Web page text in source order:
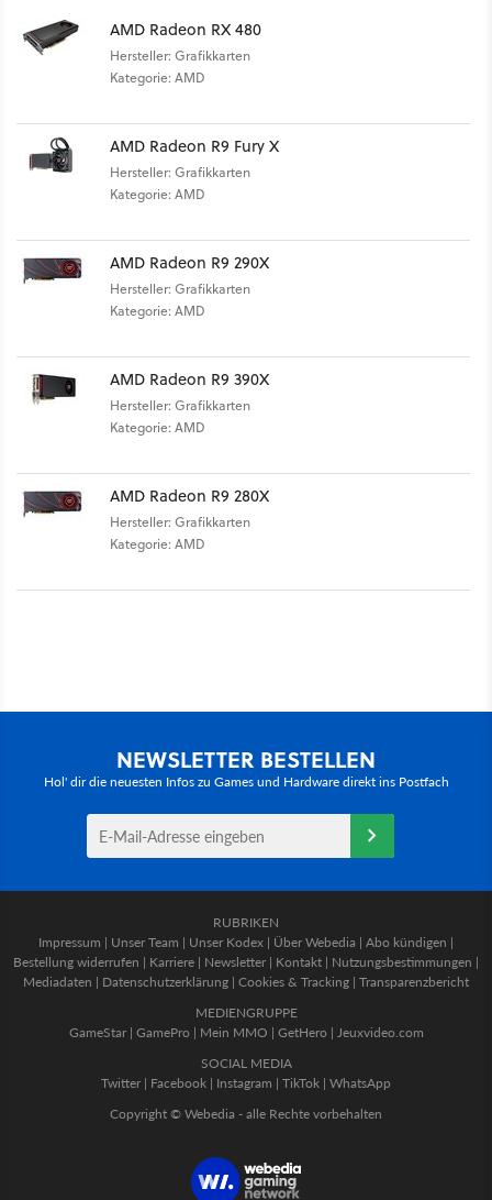
AMD Radeon RX 480
Hersteller: Grafikkarten
Kategorie: AMD
AMD Radeon R9 Fury X
Hersteller: Grafikkarten
Kategorie: AMD
AMD Radeon R9 290X
Hersteller: Grafikkarten
Kategorie: AMD
AMD Radeon R9 390X
Hersteller: Grafikkarten
Kategorie: AMD
AMD Radeon R9 280X
Hersteller: Grafikkarten
Kategorie: AMD
NEWSLETTER BESTELLEN
Hol' dir die neuesten Infos zu Games und Hardware direkt ins Postfach
RUBRIKEN
Impressum | Unser Team | Unser Kodex | Über Webedia | Abo kündigen |
Bestellung widerrufen | Karriere | Newsletter | Kontakt | Nutzungsbestimmungen |
Mediadaten | Datenschutzerklärung | Cookies & Tracking | Transparenzbericht
MEDIENGRUPPE
GameStar| GamePro | Mein MMO | GetHero | Jeuxvideo.com
SOCIAL MEDIA
Twitter | Facebook | Instagram | TikTok | WhatsApp
Copyright © Webedia - alle Rechte vorbehalten